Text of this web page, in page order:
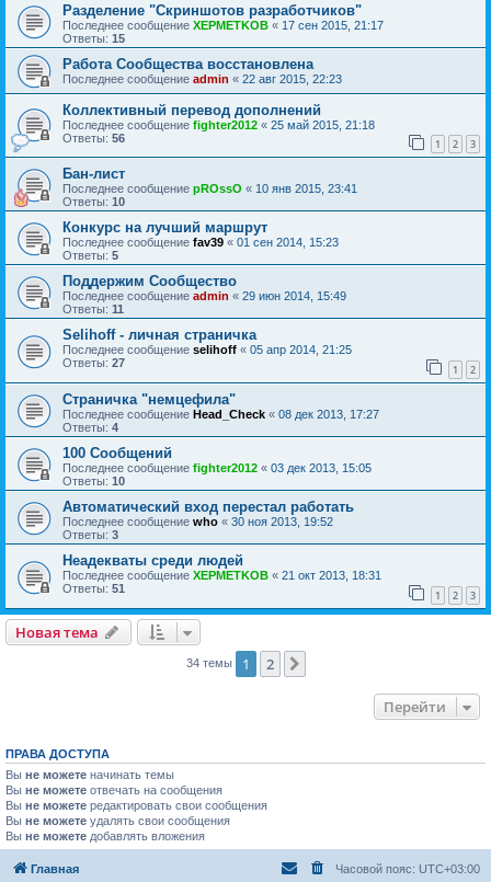
Разделение "Скриншотов разработчиков"
Последнее сообщение XEPMETKOB « 17 сен 2015, 21:17
Ответы: 15
Работа Сообщества восстановлена
Последнее сообщение admin « 22 авг 2015, 22:23
Коллективный перевод дополнений
Последнее сообщение fighter2012 « 25 май 2015, 21:18
Ответы: 56 1 2 3
Бан-лист
Последнее сообщение pROssO « 10 янв 2015, 23:41
Ответы: 10
Конкурс на лучший маршрут
Последнее сообщение fav39 « 01 сен 2014, 15:23
Ответы: 5
Поддержим Сообщество
Последнее сообщение admin « 29 июн 2014, 15:49
Ответы: 11
Selihoff - личная страничка
Последнее сообщение selihoff « 05 апр 2014, 21:25
Ответы: 27 1 2
Страничка "немцефила"
Последнее сообщение Head_Check « 08 дек 2013, 17:27
Ответы: 4
100 Сообщений
Последнее сообщение fighter2012 « 03 дек 2013, 15:05
Ответы: 10
Автоматический вход перестал работать
Последнее сообщение who « 30 ноя 2013, 19:52
Ответы: 3
Неадекваты среди людей
Последнее сообщение XEPMETKOB « 21 окт 2013, 18:31
Ответы: 51 1 2 3
Новая тема
34 темы 1 2
Перейти
ПРАВА ДОСТУПА
Вы не можете начинать темы
Вы не можете отвечать на сообщения
Вы не можете редактировать свои сообщения
Вы не можете удалять свои сообщения
Вы не можете добавлять вложения
Главная Часовой пояс: UTC+03:00